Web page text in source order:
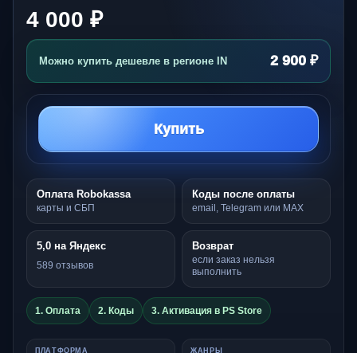
4 000 ₽
Можно купить дешевле в регионе IN 2 900 ₽
Купить
Оплата Robokassa
карты и СБП
Коды после оплаты
email, Telegram или MAX
5,0 на Яндекс
589 отзывов
Возврат
если заказ нельзя
выполнить
1. Оплата 2. Коды 3. Активация в PS Store
ПЛАТФОРМА ЖАНРЫ